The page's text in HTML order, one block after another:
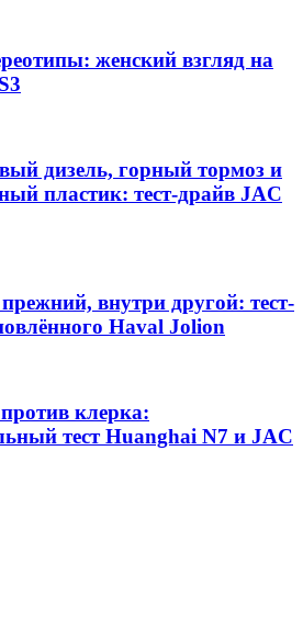
женский взгляд на
дизель, горный тормоз и
пластик: тест-драйв JAC
внутри другой: тест-
Haval Jolion
клерка:
тест Huanghai N7 и JAC